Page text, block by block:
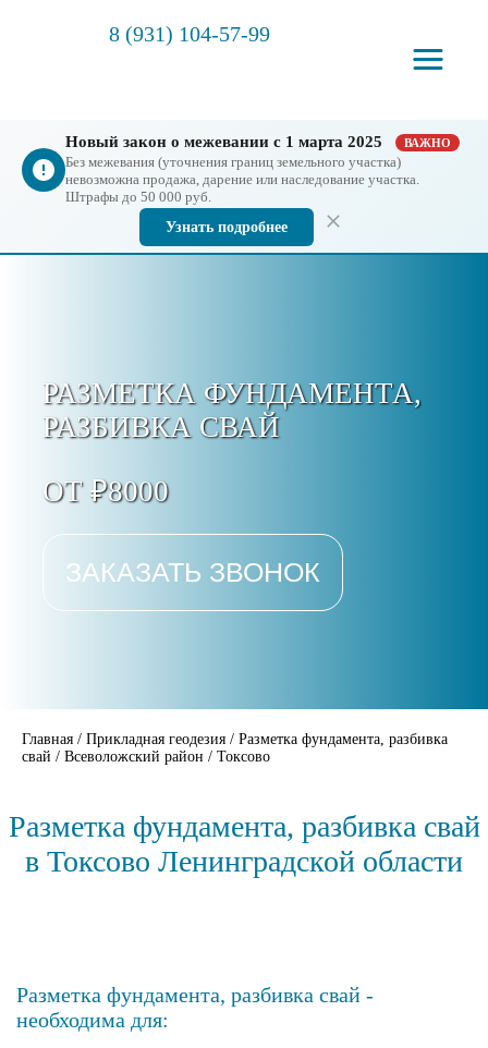
8 (931) 104-57-99
Новый закон о межевании с 1 марта 2025 ВАЖНО
Без межевания (уточнения границ земельного участка)
невозможна продажа, дарение или наследование участка.
Штрафы до 50 000 руб.
Узнать подробнее
РАЗМЕТКА ФУНДАМЕНТА,
РАЗБИВКА СВАЙ
ОТ ₽8000
ЗАКАЗАТЬ ЗВОНОК
Главная / Прикладная геодезия / Разметка фундамента, разбивка
свай / Всеволожский район / Токсово
Разметка фундамента, разбивка свай
в Токсово Ленинградской области
Разметка фундамента, разбивка свай -
необходима для: